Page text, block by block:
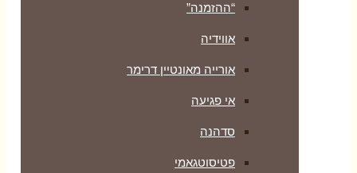
“ההזמנה”
אווידיה
אורייה מאונטיין דרימר
אי פגיעה
סדהנה
פטיסוטגאמי